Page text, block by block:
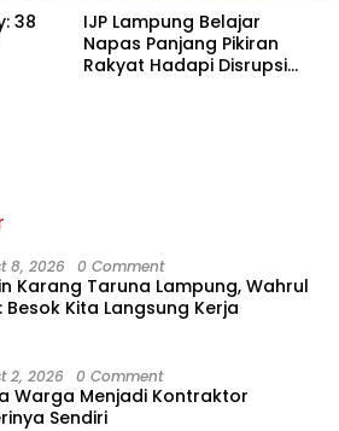
38
IJP Lampung Belajar
Napas Panjang Pikiran
Rakyat Hadapi Disrupsi
8, 2026 0 Comment
Karang Taruna Lampung, Wahrul
Besok Kita Langsung Kerja
2, 2026 0 Comment
Warga Menjadi Kontraktor
Sendiri